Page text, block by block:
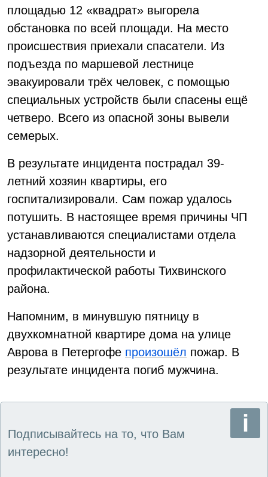
площадью 12 «квадрат» выгорела
обстановка по всей площади. На место
происшествия приехали спасатели. Из
подъезда по маршевой лестнице
эвакуировали трёх человек, с помощью
специальных устройств были спасены ещё
четверо. Всего из опасной зоны вывели
семерых.
В результате инцидента пострадал 39-
летний хозяин квартиры, его
госпитализировали. Сам пожар удалось
потушить. В настоящее время причины ЧП
устанавливаются специалистами отдела
надзорной деятельности и
профилактической работы Тихвинского
района.
Напомним, в минувшую пятницу в
двухкомнатной квартире дома на улице
Аврова в Петергофе произошёл пожар. В
результате инцидента погиб мужчина.
Подписывайтесь на то, что Вам
интересно!